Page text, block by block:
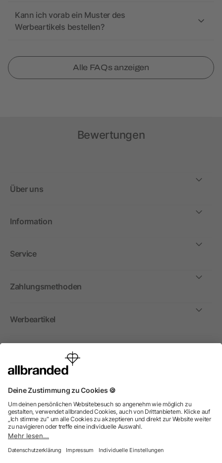
Kann ich vorab ein Muster des
Werbeartikels bestellen?
Alle FAQs anzeigen
Bewertungen
Über uns
Information
Service
Zahlungsmethoden
Werbeartikel
International
Wir verkaufen Werbeartikel, Werbemittel und